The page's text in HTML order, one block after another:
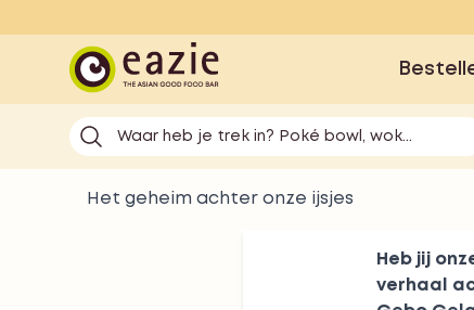
Eazie
Waar heb je trek in? Poké bowl, wok...
Het geheim achter onze ijsjes
Heb jij
verhaal